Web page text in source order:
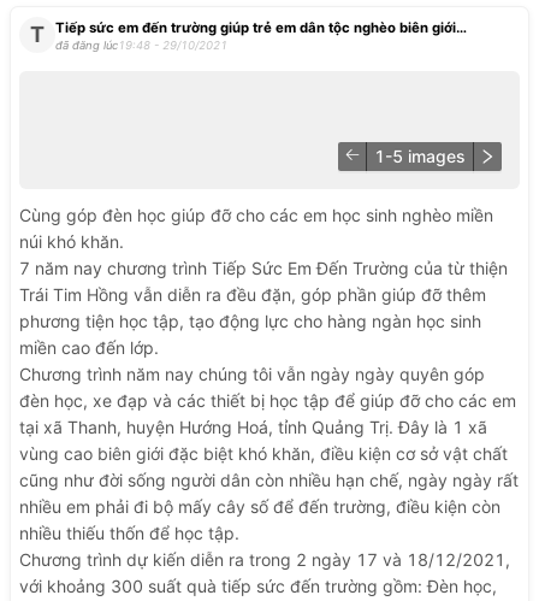
T
Tiếp sức em đến trường giúp trẻ em dân tộc nghèo biên giới
tại Quảng Trị
đã đăng lúc19:48 - 29/10/2021
1-5 images
Cùng góp đèn học giúp đỡ cho các em học sinh nghèo miền
núi khó khăn.
7 năm nay chương trình Tiếp Sức Em Đến Trường của từ thiện
Trái Tim Hồng vẫn diễn ra đều đặn, góp phần giúp đỡ thêm
phương tiện học tập, tạo động lực cho hàng ngàn học sinh
miền cao đến lớp.
Chương trình năm nay chúng tôi vẫn ngày ngày quyên góp
đèn học, xe đạp và các thiết bị học tập để giúp đỡ cho các em
tại xã Thanh, huyện Hướng Hoá, tỉnh Quảng Trị. Đây là 1 xã
vùng cao biên giới đặc biệt khó khăn, điều kiện cơ sở vật chất
cũng như đời sống người dân còn nhiều hạn chế, ngày ngày rất
nhiều em phải đi bộ mấy cây số để đến trường, điều kiện còn
nhiều thiếu thốn để học tập.
Chương trình dự kiến diễn ra trong 2 ngày 17 và 18/12/2021,
với khoảng 300 suất quà tiếp sức đến trường gồm: Đèn học,